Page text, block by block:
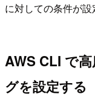
に対しての条件が設
AWS CLI で
グを設定する